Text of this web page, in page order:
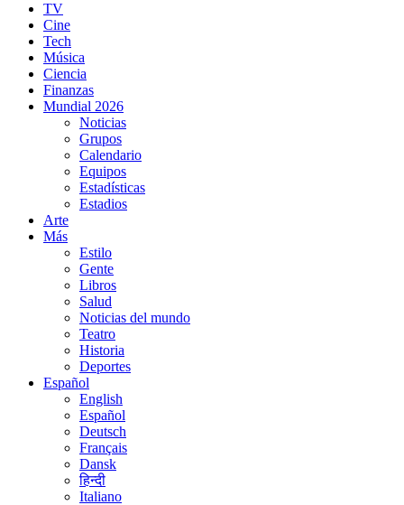
TV
Cine
Tech
Música
Ciencia
Finanzas
Mundial 2026
Noticias
Grupos
Calendario
Equipos
Estadísticas
Estadios
Arte
Más
Estilo
Gente
Libros
Salud
Noticias del mundo
Teatro
Historia
Deportes
Español
English
Español
Deutsch
Français
Dansk
हिन्दी
Italiano